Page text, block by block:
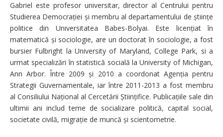
Gabriel este profesor universitar, director al Centrului pentru
Studierea Democrației și membru al departamentului de științe
politice din Universitatea Babes-Bolyai. Este licențiat în
matematică și sociologie, are un doctorat în sociologie, a fost
bursier Fulbright la University of Maryland, College Park, si a
urmat specializări în statistică socială la University of Michigan,
Ann Arbor. Între 2009 și 2010 a coordonat Agenția pentru
Strategii Guvernamentale, iar între 2011-2013 a fost membru
al Consiliului Național al Cercetării Științifice. Publicațiile sale din
ultimii ani includ teme de socializare politică, capital social,
societate civilă, migrație de muncă și scientometrie.